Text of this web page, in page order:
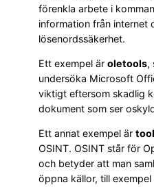
förenkla arbete i
information från internet
lösenordssäkerhet.
Ett exempel är oletools,
undersöka Microsoft
viktigt eftersom skadlig
dokument som ser
Ett annat exempel är
OSINT. OSINT står för
och betyder att man
öppna källor, till